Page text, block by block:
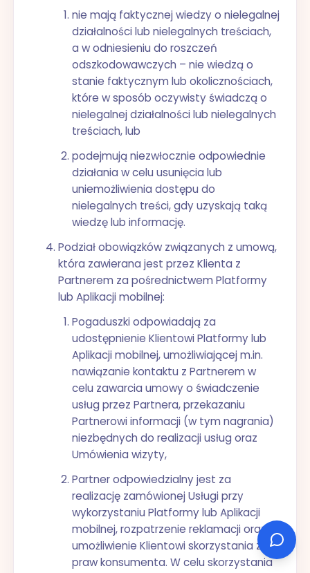
nie mają faktycznej wiedzy o nielegalnej
działalności lub nielegalnych treściach,
a w odniesieniu do roszczeń
odszkodowawczych – nie wiedzą o
stanie faktycznym lub okolicznościach,
które w sposób oczywisty świadczą o
nielegalnej działalności lub nielegalnych
treściach, lub
podejmują niezwłocznie odpowiednie
działania w celu usunięcia lub
uniemożliwienia dostępu do
nielegalnych treści, gdy uzyskają taką
wiedzę lub informację.
Podział obowiązków związanych z umową,
która zawierana jest przez Klienta z
Partnerem za pośrednictwem Platformy
lub Aplikacji mobilnej:
Pogaduszki odpowiadają za
udostępnienie Klientowi Platformy lub
Aplikacji mobilnej, umożliwiającej m.in.
nawiązanie kontaktu z Partnerem w
celu zawarcia umowy o świadczenie
usług przez Partnera, przekazaniu
Partnerowi informacji (w tym nagrania)
niezbędnych do realizacji usług oraz
Umówienia wizyty,
Partner odpowiedzialny jest za
realizację zamówionej Usługi przy
wykorzystaniu Platformy lub Aplikacji
mobilnej, rozpatrzenie reklamacji oraz
umożliwienie Klientowi skorzystania z
praw konsumenta. W celu skorzystania